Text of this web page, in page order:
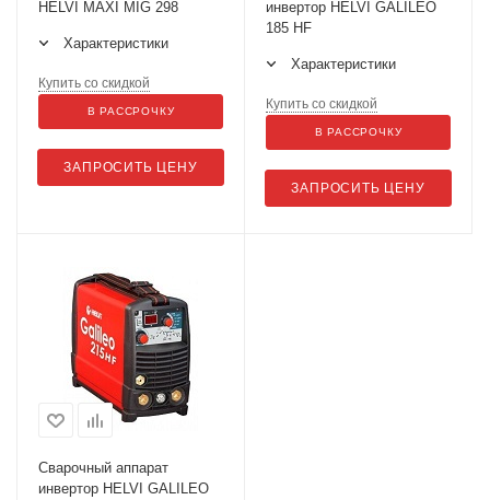
HELVI MAXI MIG 298
Характеристики
ЗАПРОСИТЬ ЦЕНУ
Купить со скидкой
В РАССРОЧКУ
инвертор HELVI GALILEO
185 HF
Характеристики
ЗАПРОСИТЬ ЦЕНУ
Купить со скидкой
В РАССРОЧКУ
Сварочный аппарат
инвертор HELVI GALILEO